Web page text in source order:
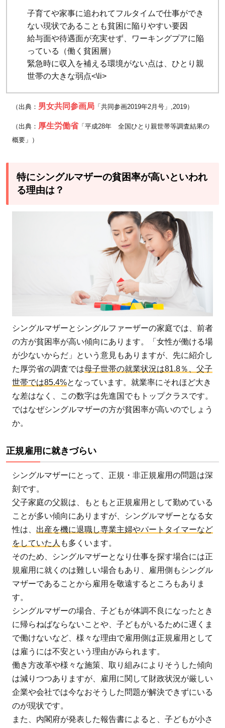
る理
は？
2.1
正規
に就
きづ
らい
幼い
時期
えな
い
3
シ
ン
グ
ル
ー
の
貧
困
家
苦
悩
3.1
貯蓄
きな
い
3.2
食事
が困
る
3.3
習い
事や
子育てや家事に追われてフルタイムで仕事ができ
ない現状であることも貧困に陥りやすい要因
給与面や待遇面が充実せず、ワーキングプアに陥
っている（働く貧困層）
緊急時に収入を補える環境がない点は、ひとり親
世帯の大きな弱点<\li>
（出典： 男女共同参画局 「共同参画2019年2月号」,2019）
（出典： 厚生労働省「平成28年 全国ひとり親世帯等調査結果の
概要」）
特にシングルマザーの貧困率が高いといわれ
る理由は？
シングルマザーとシングルファーザーの家庭では、前者
の方が貧困率が高い傾向にあります。「女性が働ける場
が少ないからだ」という意見もありますが、先に紹介し
た厚労省の調査では母子世帯の就業状況は81.8％、父子
世帯では85.4%となっています。就業率にそれほど大き
な差はなく、この数字は先進国でもトップクラスです。
ではなぜシングルマザーの方が貧困率が高いのでしょう
か。
正規雇用に就きづらい
シングルマザーにとって、正規・非正規雇用の問題は深
刻です。
父子家庭の父親は、もともと正規雇用として勤めている
ことが多い傾向にありますが、シングルマザーとなる女
性は、 出産を機に退職し専業主婦やパートタイマーなど
をしていた人 も多くいます。
そのため、シングルマザーとなり仕事を探す場合には正
規雇用に就くのは難しい場合もあり、雇用側もシングル
マザーであることから雇用を敬遠するところもありま
す。
シングルマザーの場合、子どもが体調不良になったとき
に帰らねばならないことや、子どもがいるために遅くま
で働けないなど、様々な理由で雇用側は正規雇用として
は雇うには不安という理由がみられます。
働き方改革や様々な施策、取り組みによりそうした傾向
は減りつつありますが、雇用に関して財政状況が厳しい
企業や会社では今なおそうした問題が解決できずにいる
のが現状です。
また、内閣府が発表した報告書によると、子どもが小さ